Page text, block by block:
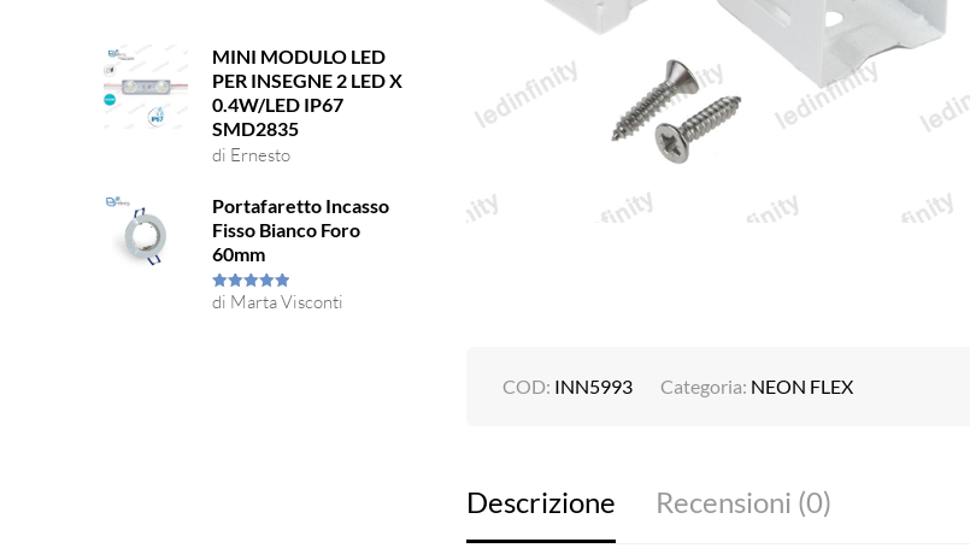
MINI MODULO LED
PER INSEGNE 2 LED X
0.4W/LED IP67
SMD2835
di Ernesto
Portafaretto Incasso
Fisso Bianco Foro
60mm
Valutato5
su 5
di Marta Visconti
COD: INN5993 Categoria: NEON FLEX
Descrizione Recensioni (0)